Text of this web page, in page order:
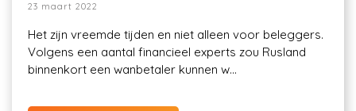
23 maart 2022
Het zijn vreemde tijden en niet alleen voor beleggers.
Volgens een aantal financieel experts zou Rusland
binnenkort een wanbetaler kunnen w...